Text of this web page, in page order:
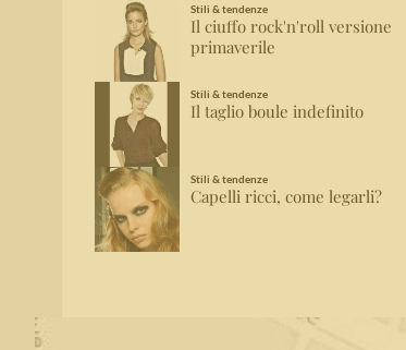
Stili & tendenze
Il ciuffo rock'n'roll versione
primaverile
Stili & tendenze
Il taglio boule indefinito
Stili & tendenze
Capelli ricci, come legarli?